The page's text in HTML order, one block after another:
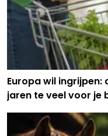
Europa wil
jaren te veel voor je